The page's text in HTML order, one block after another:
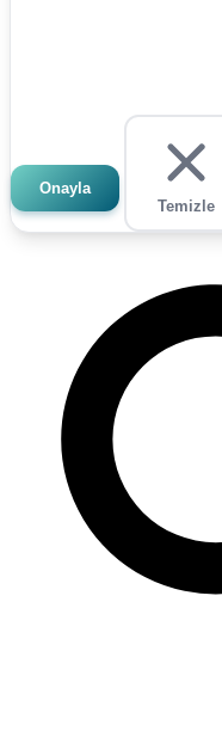
Onayla
Temizle